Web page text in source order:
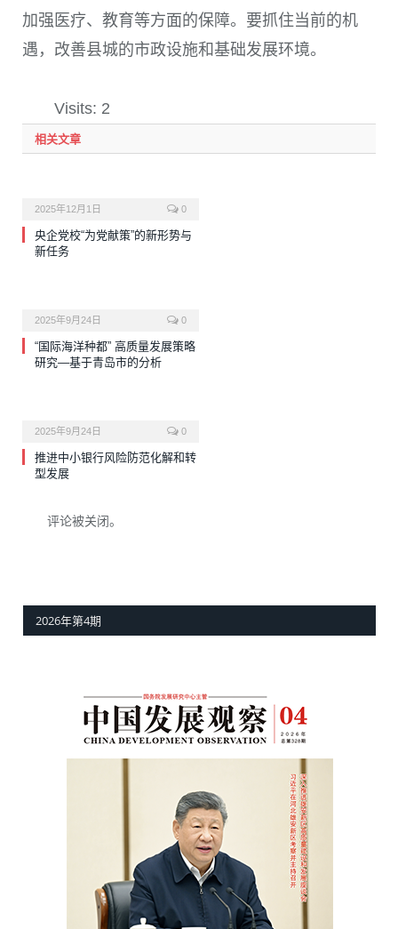
加强医疗、教育等方面的保障。要抓住当前的机
遇，改善县城的市政设施和基础发展环境。
Visits: 2
相关文章
2025年12月1日 0
央企党校“为党献策”的新形势与
新任务
2025年9月24日 0
“国际海洋种都” 高质量发展策略
研究—基于青岛市的分析
2025年9月24日 0
推进中小银行风险防范化解和转
型发展
评论被关闭。
2026年第4期